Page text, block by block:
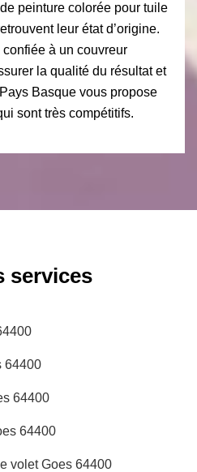
peinture colorée pour tuile
leur état d’origine.
à un couvreur
la qualité du résultat et
Basque vous propose
sont très compétitifs.
services
64400
64400
64400
volet Goes 64400